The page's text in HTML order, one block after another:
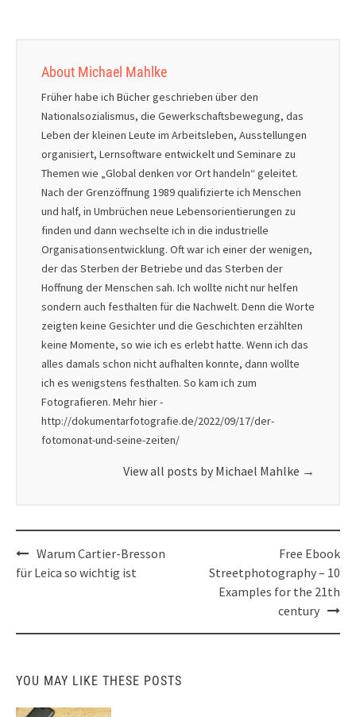
About Michael Mahlke
Früher habe ich Bücher geschrieben über den
Nationalsozialismus, die Gewerkschaftsbewegung, das
Leben der kleinen Leute im Arbeitsleben, Ausstellungen
organisiert, Lernsoftware entwickelt und Seminare zu
Themen wie „Global denken vor Ort handeln“ geleitet.
Nach der Grenzöffnung 1989 qualifizierte ich Menschen
und half, in Umbrüchen neue Lebensorientierungen zu
finden und dann wechselte ich in die industrielle
Organisationsentwicklung. Oft war ich einer der wenigen,
der das Sterben der Betriebe und das Sterben der
Hoffnung der Menschen sah. Ich wollte nicht nur helfen
sondern auch festhalten für die Nachwelt. Denn die Worte
zeigten keine Gesichter und die Geschichten erzählten
keine Momente, so wie ich es erlebt hatte. Wenn ich das
alles damals schon nicht aufhalten konnte, dann wollte
ich es wenigstens festhalten. So kam ich zum
Fotografieren. Mehr hier -
http://dokumentarfotografie.de/2022/09/17/der-
fotomonat-und-seine-zeiten/
View all posts by Michael Mahlke →
Post
navigation
Warum Cartier-Bresson
für Leica so wichtig ist
Free Ebook
Streetphotography – 10
Examples for the 21th
century
YOU MAY LIKE THESE POSTS